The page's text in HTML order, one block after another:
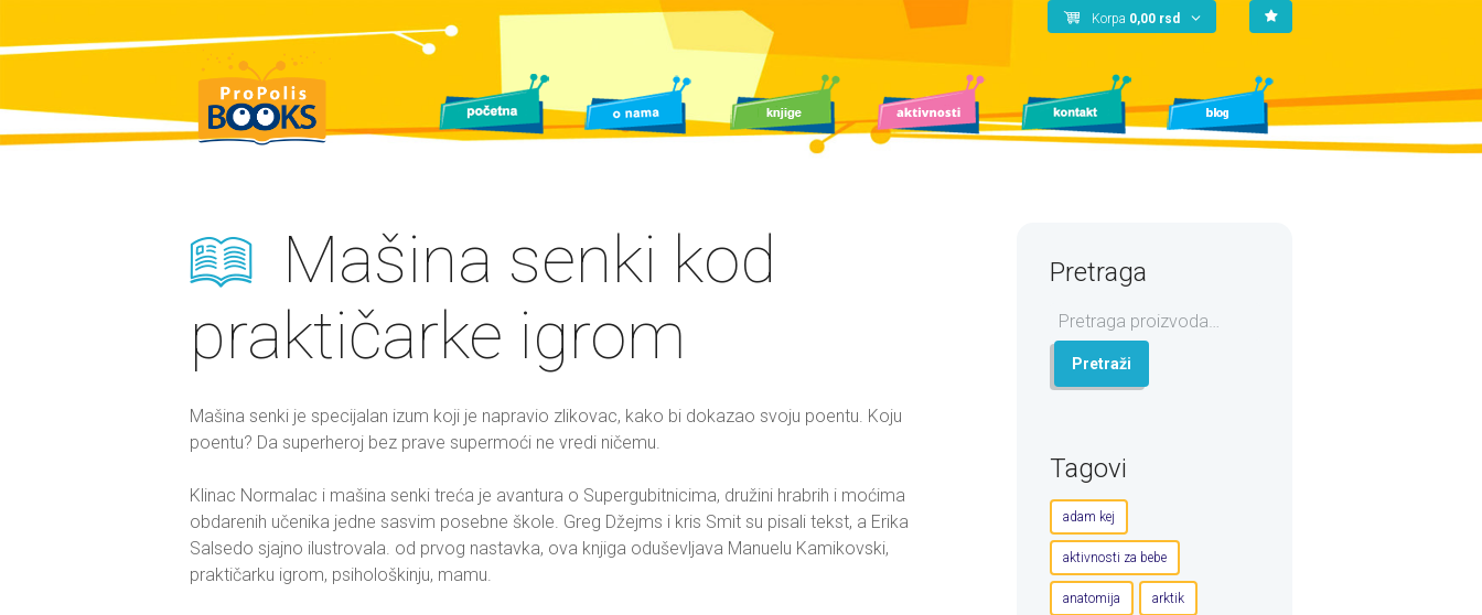
Korpa 0,00 rsd
Mašina senki kod
praktičarke igrom
Mašina senki je specijalan izum koji je napravio zlikovac, kako bi dokazao svoju poentu. Koju
poentu? Da superheroj bez prave supermoći ne vredi ničemu.
Klinac Normalac i mašina senki treća je avantura o Supergubitnicima, družini hrabrih i moćima
obdarenih učenika jedne sasvim posebne škole. Greg Džejms i kris Smit su pisali tekst, a Erika
Salsedo sjajno ilustrovala. od prvog nastavka, ova knjiga oduševljava Manuelu Kamikovski,
praktičarku igrom, psihološkinju, mamu.
Pretraga
Pretraga
za:
Pretraži
Tagovi
adam kej
aktivnosti za bebe
anatomija arktik